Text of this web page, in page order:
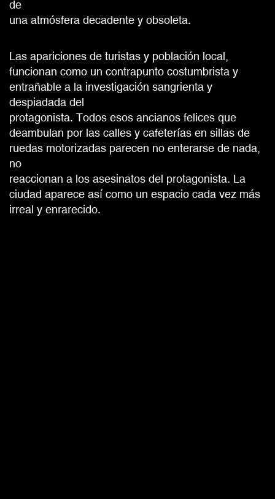
de
una atmósfera decadente y obsoleta.
Las apariciones de turistas y población local,
funcionan como un contrapunto costumbrista y
entrañable a la investigación sangrienta y
despiadada del
protagonista. Todos esos ancianos felices que
deambulan por las calles y cafeterías en sillas de
ruedas motorizadas parecen no enterarse de nada,
no
reaccionan a los asesinatos del protagonista. La
ciudad aparece así como un espacio cada vez más
irreal y enrarecido.